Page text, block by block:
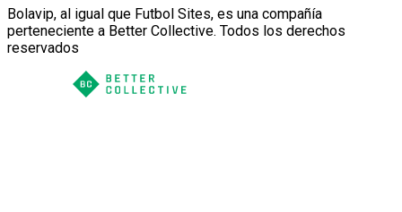
Bolavip, al igual que Futbol Sites, es una compañía
perteneciente a Better Collective. Todos los derechos
reservados